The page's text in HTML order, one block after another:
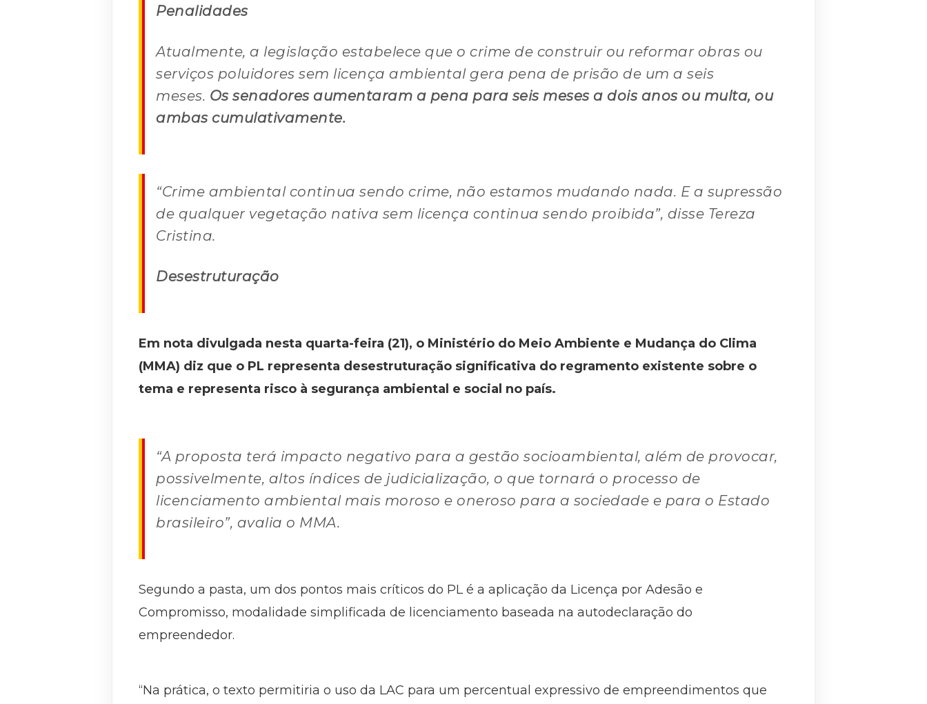
Penalidades
Atualmente, a legislação estabelece que o crime de construir ou reformar obras ou
serviços poluidores sem licença ambiental gera pena de prisão de um a seis
meses. Os senadores aumentaram a pena para seis meses a dois anos ou multa, ou
ambas cumulativamente.
“Crime ambiental continua sendo crime, não estamos mudando nada. E a supressão
de qualquer vegetação nativa sem licença continua sendo proibida”, disse Tereza
Cristina.
Desestruturação
Em nota divulgada nesta quarta-feira (21), o Ministério do Meio Ambiente e Mudança do Clima
(MMA) diz que o PL representa desestruturação significativa do regramento existente sobre o
tema e representa risco à segurança ambiental e social no país.
“A proposta terá impacto negativo para a gestão socioambiental, além de provocar,
possivelmente, altos índices de judicialização, o que tornará o processo de
licenciamento ambiental mais moroso e oneroso para a sociedade e para o Estado
brasileiro”, avalia o MMA.
Segundo a pasta, um dos pontos mais críticos do PL é a aplicação da Licença por Adesão e
Compromisso, modalidade simplificada de licenciamento baseada na autodeclaração do
empreendedor.
“Na prática, o texto permitiria o uso da LAC para um percentual expressivo de empreendimentos que